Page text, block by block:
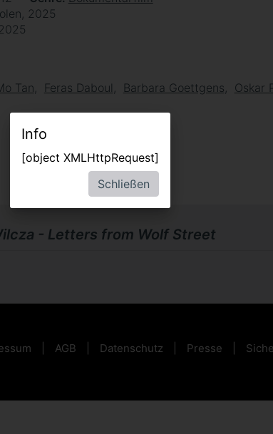
2025
Tan Feras Daboul Barbara Goettgens Oskar
- Letters from Wolf Street
AGB Datenschutz Presse
Info
[object XMLHttpRequest]
Schließen